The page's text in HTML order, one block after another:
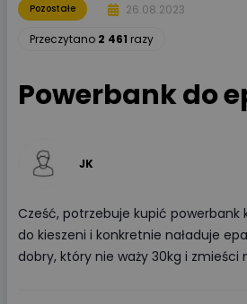
Pozostałe
26.08.2023
Przeczytano 2 461 razy
Powerbank do
JK
Cześć, potrzebuje kupić powerbank
do kieszeni i konkretnie naładuje
dobry, który nie waży 30kg i zmieści